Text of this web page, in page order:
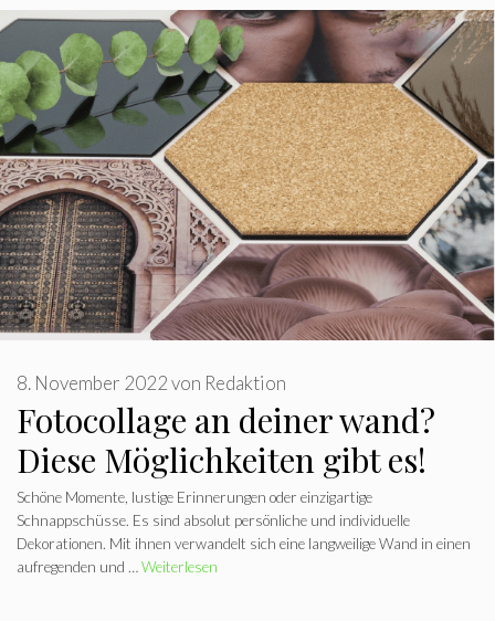
Fotocollage an deiner wand?
Diese Möglichkeiten gibt es!
8. November 2022von Redaktion
Schöne Momente, lustige Erinnerungen oder einzigartige
Schnappschüsse. Es sind absolut persönliche und individuelle
Dekorationen. Mit ihnen verwandelt sich eine langweilige Wand in einen
aufregenden und …Weiterlesen